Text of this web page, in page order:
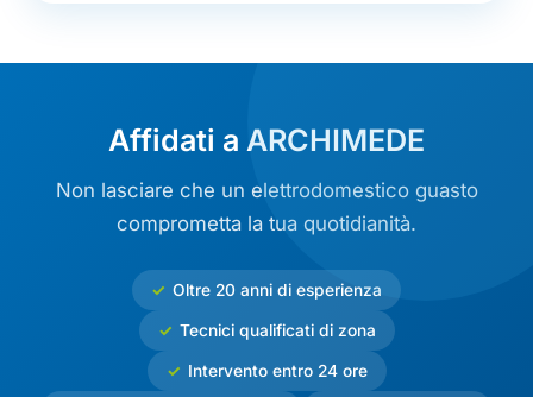
Affidati a ARCHIMEDE
Non lasciare che un elettrodomestico guasto
comprometta la tua quotidianità.
Oltre 20 anni di esperienza
Tecnici qualificati di zona
Intervento entro 24 ore